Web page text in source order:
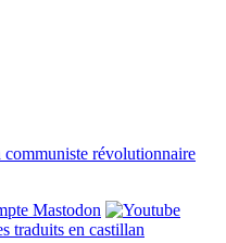
révolutionnaire